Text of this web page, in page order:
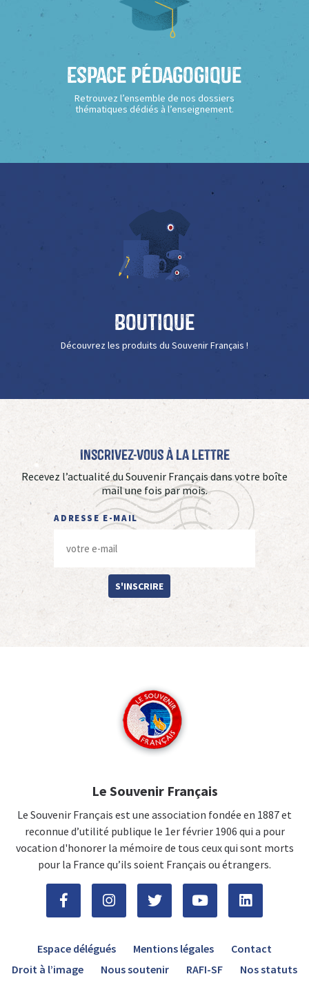
Espace Pédagogique
Retrouvez l’ensemble de nos dossiers
thématiques dédiés à l’enseignement.
Boutique
Découvrez les produits du Souvenir Français !
Inscrivez-vous à La Lettre
Recevez l’actualité du Souvenir Français dans votre boîte
mail une fois par mois.
ADRESSE E-MAIL
S'INSCRIRE
Le Souvenir Français
Le Souvenir Français est une association fondée en 1887 et
reconnue d’utilité publique le 1er février 1906 qui a pour
vocation d'honorer la mémoire de tous ceux qui sont morts
pour la France qu’ils soient Français ou étrangers.
Espace délégués Mentions légales
Contact
Droit à l’image
Nous soutenir RAFI-SF Nos statuts